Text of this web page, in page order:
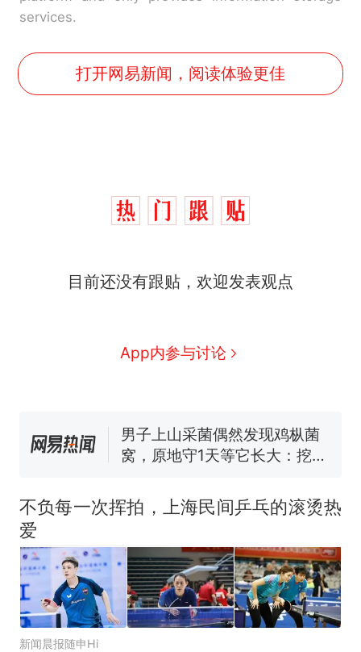
services.
打开网易新闻，阅读体验更佳
目前还没有跟贴，欢迎发表观点
App内参与讨论
人生
新 制裁瓜子饺子，美国怕什
协会回应
男子上山采菌偶然发现鸡枞菌
窝，原地守1天等它长大：挖了
回大海 目击者直呼震惊 （视频
来源：参考消息）
女子开一天一夜空调后二氧化
热 那个在床头放菜刀的女孩，
因老师一句“跟我回家”改写了
人生
不负每一次挥拍，上海民间乒乓的滚烫热
爱
新闻晨报随申Hi